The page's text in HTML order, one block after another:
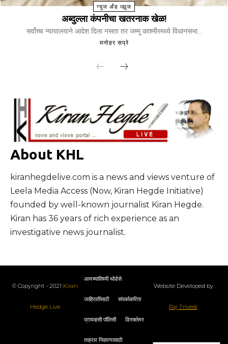
न्यूज अँड व्ह्यूज
अब्दुल्ला कंपनीचा खतरनाक खेळ!
सर्वोच्च न्यायालयाने आदेश दिला नसता तर जम्मू काश्मीरमध्ये विधानसभा...
मनोहर सप्रे
About KHL
kiranhegdelive.com is a news and views venture of
Leela Media Access (Now, Kiran Hegde Initiative)
founded by well-known journalist Kiran Hegde.
Kiran has 36 years of rich experience as an
investigative news journalist.
© Copyright - 2021 Kiran
Hedge Live
आमच्याविषयी थोडेसे
जाहिरातींसाठी संपर्काकरिता
प्रायव्हसी पॉलिसी डिस्क्लेमर
तक्रार निवारणासाठी
Website Developed by
Raj Trivedi